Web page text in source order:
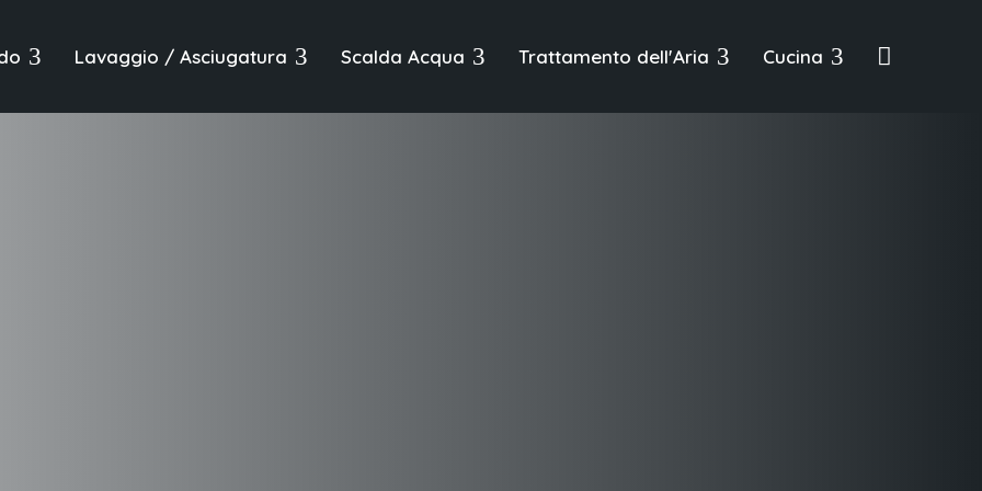
3 3
Lavaggio / Asciugatura 3
Scalda Acqua 3
Trattamento dell'Aria 3
Cucina 